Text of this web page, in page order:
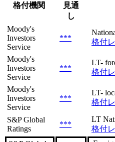
格付機関
見通
し
Moody's
Investors
Service
***
格付
Moody's
Investors
Service
***
LT-
格付
Moody's
Investors
Service
***
LT-
格付
S&P Global
Ratings
***
LT
格付